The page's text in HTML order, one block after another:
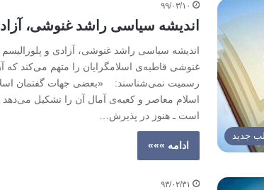
جدید
۹۹/۰۳/۱۰
اندیشه سیاسی راشد غنوشی،
اندیشه سیاسی راشد غنوشی، آزادی و
غنوشی قاطبه‌ی اسلامگرایان را متهم می‌کند که
رسمیت نمی‌شناسند: «بعضی جهات گفتمان
اسلام معاصر و کعبه‌ی آمال آن را تشکیل می‌دهد
است ـ هنوز در پذیرش…
ادامه »»»
۹۳/۰۲/۳۱